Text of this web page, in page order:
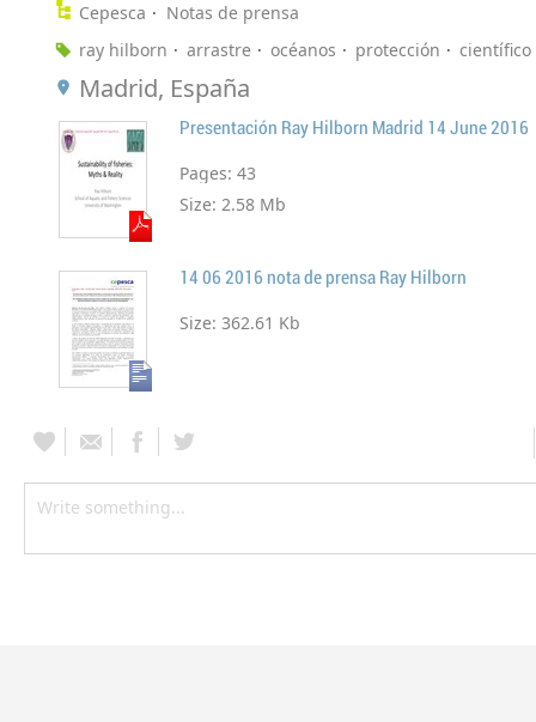
Cepesca
Notas de prensa
ray hilborn
arrastre océanos protección científico
Madrid, España
Presentación Ray Hilborn Madrid 14 June 2016
Pages: 43
Size: 2.58 Mb
14 06 2016 nota de prensa Ray Hilborn
Size: 362.61 Kb